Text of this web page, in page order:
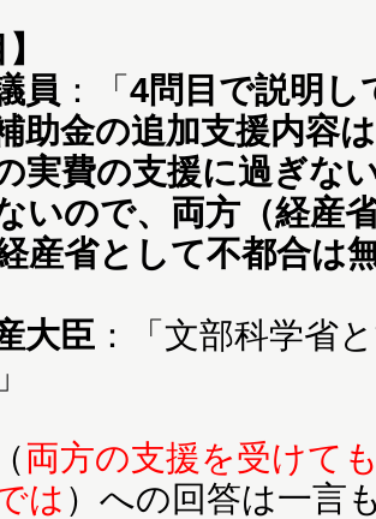
員 ：「4問目で説明し
助金の追加支援内容
実費の支援に過ぎな
いので、両方（経産
産省として不都合は
大臣 ：「文部科学省
両方の支援を受けて
は ）への回答は一言